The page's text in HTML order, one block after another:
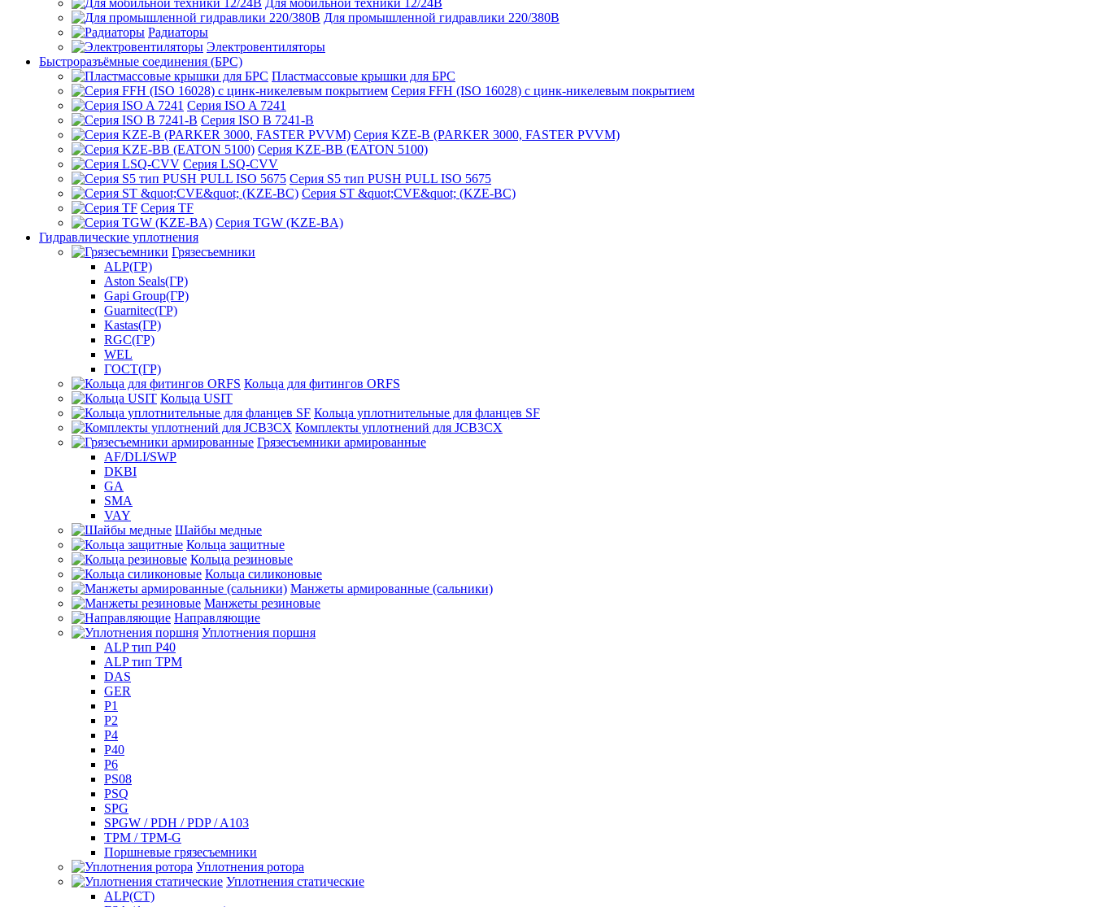
Для мобильной техники 12/24В
Для промышленной гидравлики 220/380В
Радиаторы
Электровентиляторы
Быстроразъёмные соединения (БРС)
Пластмассовые крышки для БРС
Серия FFH (ISO 16028) с цинк-никелевым покрытием
Серия ISO A 7241
Серия ISO B 7241-B
Серия KZE-B (PARKER 3000, FASTER PVVM)
Серия KZE-BB (EATON 5100)
Серия LSQ-CVV
Серия S5 тип PUSH PULL ISO 5675
Серия ST &quot;CVE&quot; (KZE-BC)
Серия TF
Серия TGW (KZE-BA)
Гидравлические уплотнения
Грязесъемники
ALP(ГР)
Aston Seals(ГР)
Gapi Group(ГР)
Guarnitec(ГР)
Kastas(ГР)
RGC(ГР)
WEL
ГОСТ(ГР)
Кольца для фитингов ORFS
Кольца USIT
Кольца уплотнительные для фланцев SF
Комплекты уплотнений для JCB3CX
Грязесъемники армированные
AF/DLI/SWP
DKBI
GA
SMA
VAY
Шайбы медные
Кольца защитные
Кольца резиновые
Кольца силиконовые
Манжеты армированные (сальники)
Манжеты резиновые
Направляющие
Уплотнения поршня
ALP тип P40
ALP тип TPM
DAS
GER
P1
P2
P4
P40
P6
PS08
PSQ
SPG
SPGW / PDH / PDP / A103
TPM / TPM-G
Поршневые грязесъемники
Уплотнения ротора
Уплотнения статические
ALP(СТ)